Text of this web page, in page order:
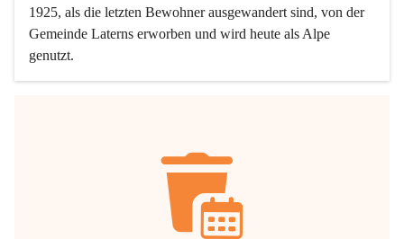
1925, als die letzten Bewohner ausgewandert sind, von der
Gemeinde Laterns erworben und wird heute als Alpe
genutzt.